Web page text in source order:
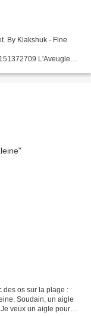
By Kiakshuk - Fine
L'Aveugle
des os sur la plage :
Soudain, un aigle
veux un aigle pour